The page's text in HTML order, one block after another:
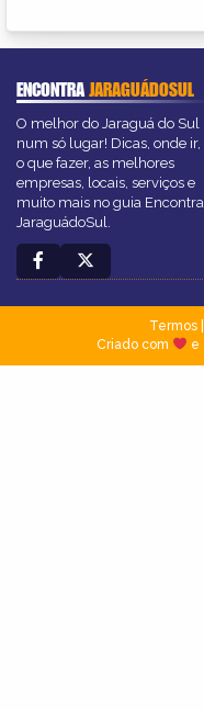
ENCONTRAJARAGUÁDOSUL
O melhor do Jaraguá do Sul
num só lugar! Dicas, onde ir,
o que fazer, as melhores
empresas, locais, serviços e
muito mais no guia Encontra
JaraguádoSul.
Termos|
Criado com
e